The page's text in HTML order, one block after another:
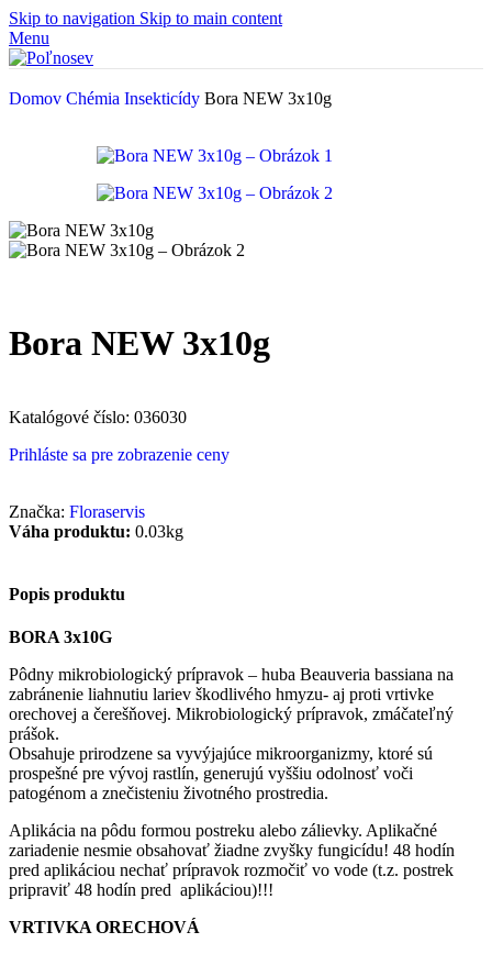
Skip to navigation Skip to main content
Menu
Domov Chémia Insekticídy Bora NEW 3x10g
Bora NEW 3x10g
Katalógové číslo: 036030
Prihláste sa pre zobrazenie ceny
Značka: Floraservis
Váha produktu: 0.03kg
Popis produktu
BORA 3x10G
Pôdny mikrobiologický prípravok – huba Beauveria bassiana na
zabránenie liahnutiu lariev škodlivého hmyzu- aj proti vrtivke
orechovej a čerešňovej. Mikrobiologický prípravok, zmáčateľný
prášok.
Obsahuje prirodzene sa vyvýjajúce mikroorganizmy, ktoré sú
prospešné pre vývoj rastlín, generujú vyššiu odolnosť voči
patogénom a znečisteniu životného prostredia.
Aplikácia na pôdu formou postreku alebo zálievky. Aplikačné
zariadenie nesmie obsahovať žiadne zvyšky fungicídu! 48 hodín
pred aplikáciou nechať prípravok rozmočiť vo vode (t.z. postrek
pripraviť 48 hodín pred aplikáciou)!!!
VRTIVKA ORECHOVÁ